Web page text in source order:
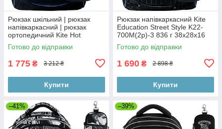
Рюкзак шкільний | рюкзак
напівкаркасний | рюкзак
ортопедичний Kite Hot
Wheels HW22-700M (2p)
Готово до відправки
1 775 ₴ 3 212 ₴
Купити
Рюкзак напівкаркасний Kite
Education Street Style K22-
700M(2p)-3 836 г 38x28x16
см чорний
Готово до відправки
1 690 ₴ 2 898 ₴
Купити
–41% –39%